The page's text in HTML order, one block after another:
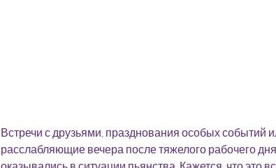
Встречи с друзьями, празднования особых событий
расслабляющие вечера после тяжелого рабочего